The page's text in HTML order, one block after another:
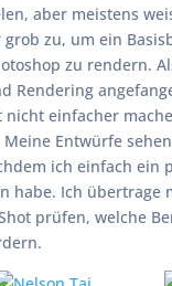
aber meistens
grob zu, um ein
zu rendern.
Rendering
nicht einfacher
Entwürfe
ich einfach ein
habe. Ich übertrage
prüfen, welche